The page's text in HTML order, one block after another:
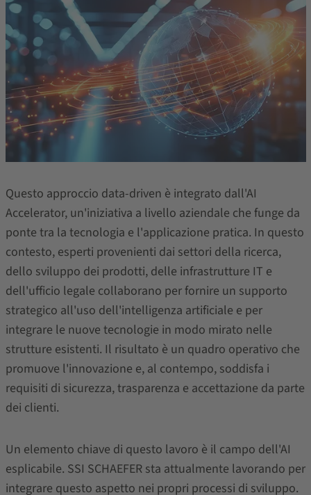
Questo approccio data-driven è integrato dall'AI
Accelerator, un'iniziativa a livello aziendale che funge da
ponte tra la tecnologia e l'applicazione pratica. In questo
contesto, esperti provenienti dai settori della ricerca,
dello sviluppo dei prodotti, delle infrastrutture IT e
dell'ufficio legale collaborano per fornire un supporto
strategico all'uso dell'intelligenza artificiale e per
integrare le nuove tecnologie in modo mirato nelle
strutture esistenti. Il risultato è un quadro operativo che
promuove l'innovazione e, al contempo, soddisfa i
requisiti di sicurezza, trasparenza e accettazione da parte
dei clienti.
Un elemento chiave di questo lavoro è il campo dell'AI
esplicabile. SSI SCHAEFER sta attualmente lavorando per
integrare questo aspetto nei propri processi di sviluppo.